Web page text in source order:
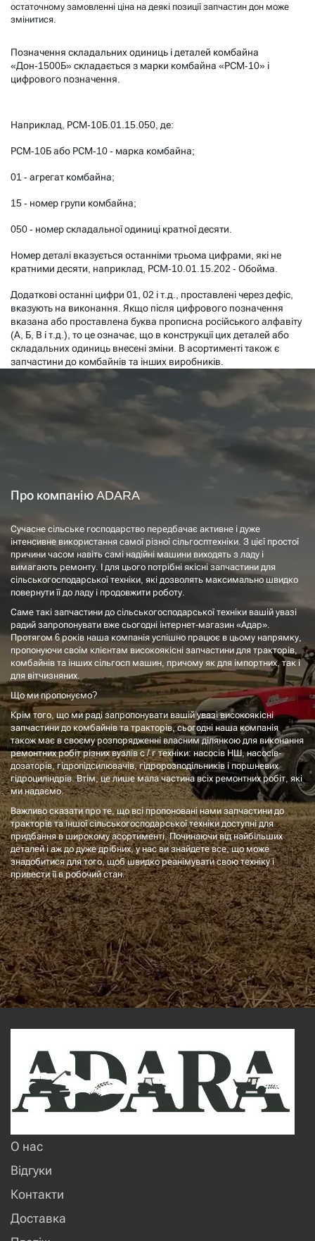
остаточному замовленні ціна на деякі позиції запчастин дон може
змінитися.
Позначення складальних одиниць і деталей комбайна
«Дон-1500Б» складається з марки комбайна «РСМ-10» і
цифрового позначення.
Наприклад, РСМ-10Б.01.15.050, де:
РСМ-10Б або РСМ-10 - марка комбайна;
01 - агрегат комбайна;
15 - номер групи комбайна;
050 - номер складальної одиниці кратної десяти.
Номер деталі вказується останніми трьома цифрами, які не
кратними десяти, наприклад, РСМ-10.01.15.202 - Обойма.
Додаткові останні цифри 01, 02 і т.д., проставлені через дефіс,
вказують на виконання. Якщо після цифрового позначення
вказана або проставлена ​​буква прописна російського алфавіту
(А, Б, В і т.д.), то це означає, що в конструкції цих деталей або
складальних одиниць внесені зміни. В асортименті також є
запчастини до комбайнів та інших виробників.
Про компанію ADARA
Сучасне сільське господарство передбачає активне і дуже
інтенсивне використання самої різної сільгосптехніки. З цієї простої
причини часом навіть самі надійні машини виходять з ладу і
вимагають ремонту. І для цього потрібні якісні запчастини для
сільськогосподарської техніки, які дозволять максимально швидко
повернути її до ладу і продовжити роботу.
Саме такі запчастини до сільськогосподарської техніки вашій увазі
радий запропонувати вже сьогодні інтернет-магазин «Адар».
Протягом 6 років наша компанія успішно працює в цьому напрямку,
пропонуючи своїм клієнтам високоякісні запчастини для тракторів,
комбайнів та інших сільгосп машин, причому як для імпортних, так і
для вітчизняних.
Що ми пропонуємо?
Крім того, що ми раді запропонувати вашій увазі високоякісні
запчастини до комбайнів та тракторів, сьогодні наша компанія
також має в своєму розпорядженні власним ділянкою для виконання
ремонтних робіт різних вузлів с / г техніки: насосів НШ, насосів-
дозаторів, гідропідсилювачів, гідророзподільників і поршневих
гідроциліндрів. Втім, це лише мала частина всіх ремонтних робіт, які
ми надаємо.
Важливо сказати про те, що всі пропоновані нами запчастини до
тракторів та іншої сільськогосподарської техніки доступні для
придбання в широкому асортименті. Починаючи від найбільших
деталей і аж до дуже дрібних, у нас ви знайдете все, що може
знадобитися для того, щоб швидко реанімувати свою техніку і
привести її в робочий стан.
О нас
Відгуки
Контакти
Доставка